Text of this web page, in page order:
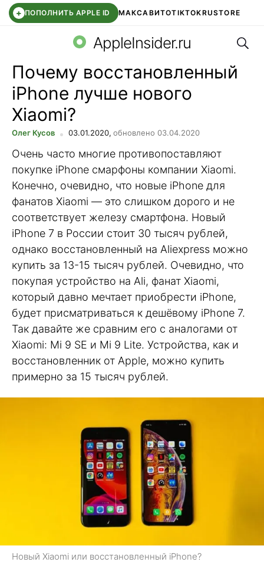
+ ПОПОЛНИТЬ APPLE ID МАКСАВИТОTIKTOKRUSTORE
WB КЛУБIOS 26.6 DDE STORE
AppleInsider.ru
Почему восстановленный
iPhone лучше нового
Xiaomi?
Олег Кусов 03.01.2020, обновлено 03.04.2020
Очень часто многие противопоставляют
покупке iPhone смарфоны компании Xiaomi.
Конечно, очевидно, что новые iPhone для
фанатов Xiaomi — это слишком дорого и не
соответствует железу смартфона. Новый
iPhone 7 в России стоит 30 тысяч рублей,
однако восстановленный на Aliexpress можно
купить за 13-15 тысяч рублей. Очевидно, что
покупая устройство на Ali, фанат Xiaomi,
который давно мечтает приобрести iPhone,
будет присматриваться к дешёвому iPhone 7.
Так давайте же сравним его с аналогами от
Xiaomi: Mi 9 SE и Mi 9 Lite. Устройства, как и
восстановленник от Apple, можно купить
примерно за 15 тысяч рублей.
Новый Xiaomi или восстановленный iPhone?